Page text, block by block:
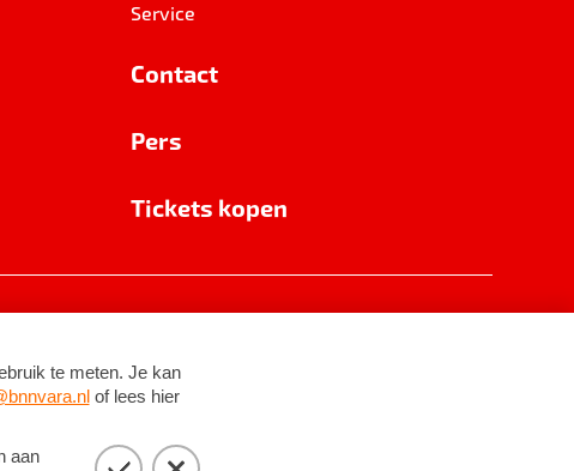
Service
Contact
Pers
Tickets kopen